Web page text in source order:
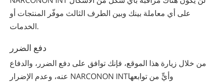
على أي معاملة بينك وبين الطرف الثالث موفّر المنتجات أو
الخدمات.
دفع الضرر
من خلال زيارة هذا الموقع، فإنك توافق على دفع الضرر، والدفاع
عنه، وعدم الإضرار NARCONON INTوأيٍّ من توابعها